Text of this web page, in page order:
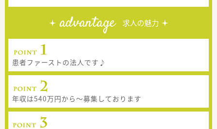
advantage 求人の魅力
患者ファーストの法人です♪
年収は540万円から～募集しております